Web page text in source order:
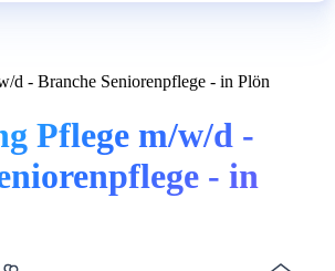
d - Branche Seniorenpflege - in Plön
Pflege m/w/d -
- in